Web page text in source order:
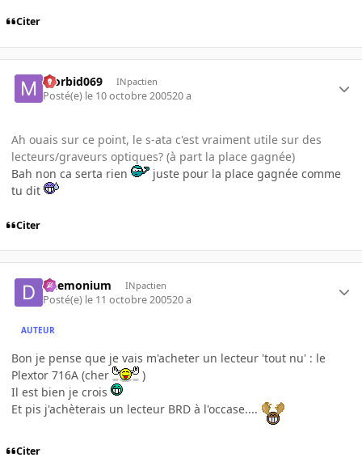
Citer
Morbid069 INpactien
Posté(e) le 10 octobre 200520 a
Ah ouais sur ce point, le s-ata c'est vraiment utile sur des
lecteurs/graveurs optiques? (à part la place gagnée)
Bah non ca serta rien
juste pour la place gagnée comme
tu dit
Citer
Daemonium INpactien
Posté(e) le 11 octobre 200520 a
AUTEUR
Bon je pense que je vais m'acheter un lecteur 'tout nu' : le
Plextor 716A (cher
)
Il est bien je crois
Et pis j'achèterais un lecteur BRD à l'occase....
Citer